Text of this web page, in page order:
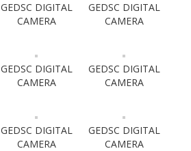
GEDSC DIGITAL
CAMERA
GEDSC DIGITAL
CAMERA
GEDSC DIGITAL
CAMERA
GEDSC DIGITAL
CAMERA
GEDSC DIGITAL
CAMERA
GEDSC DIGITAL
CAMERA